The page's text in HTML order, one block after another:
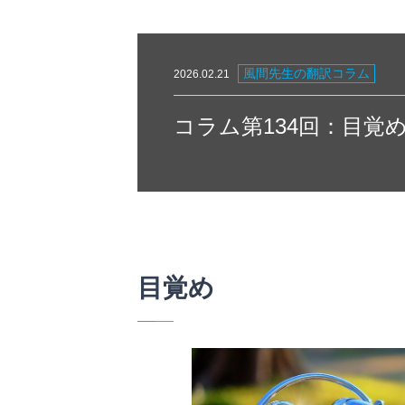
2026.02.21 風間先生の翻訳コラム
コラム第134回：目覚
目覚め